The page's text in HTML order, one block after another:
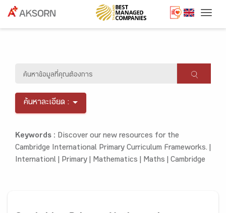
ค้นหาละเอียด :
Keywords : Discover our new resources for the
Cambridge International Primary Curriculum Frameworks. |
Internationl | Primary | Mathematics | Maths | Cambridge